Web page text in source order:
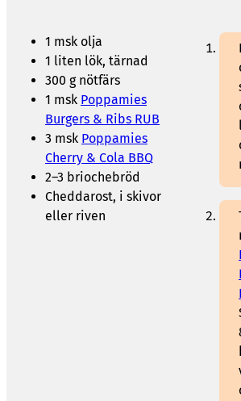
1 msk olja
1 liten lök, tärnad
300 g nötfärs
1 msk Poppamies
Burgers & Ribs RUB
3 msk Poppamies
Cherry & Cola BBQ
2–3 briochebröd
Cheddarost, i skivor
eller riven